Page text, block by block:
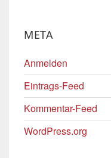
META
Anmelden
Eintrags-Feed
Kommentar-Feed
WordPress.org